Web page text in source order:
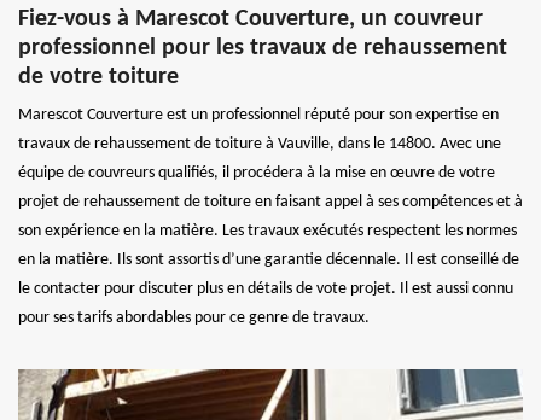
Fiez-vous à Marescot Couverture, un couvreur
professionnel pour les travaux de rehaussement
de votre toiture
Marescot Couverture est un professionnel réputé pour son expertise en
travaux de rehaussement de toiture à Vauville, dans le 14800. Avec une
équipe de couvreurs qualifiés, il procédera à la mise en œuvre de votre
projet de rehaussement de toiture en faisant appel à ses compétences et à
son expérience en la matière. Les travaux exécutés respectent les normes
en la matière. Ils sont assortis d’une garantie décennale. Il est conseillé de
le contacter pour discuter plus en détails de vote projet. Il est aussi connu
pour ses tarifs abordables pour ce genre de travaux.